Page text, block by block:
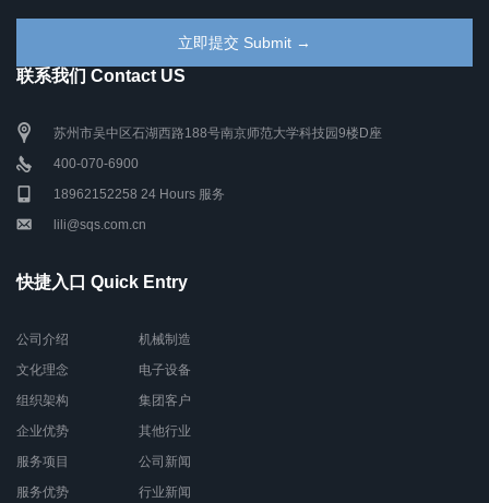
联系我们 Contact US
苏州市吴中区石湖西路188号南京师范大学科技园9楼D座
400-070-6900
18962152258 24 Hours 服务
lili@sqs.com.cn
快捷入口 Quick Entry
公司介绍
文化理念
组织架构
企业优势
服务项目
服务优势
机械制造
电子设备
集团客户
其他行业
公司新闻
行业新闻